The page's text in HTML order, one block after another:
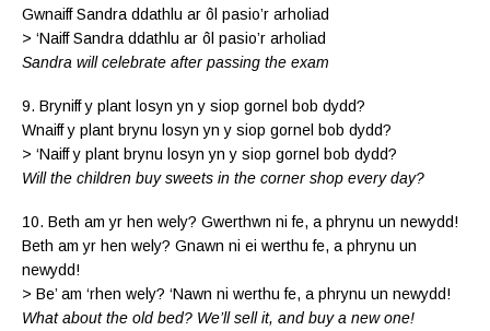
Gwnaiff Sandra ddathlu ar ôl pasio’r arholiad
> ‘Naiff Sandra ddathlu ar ôl pasio’r arholiad
Sandra will celebrate after passing the exam
9. Bryniff y plant losyn yn y siop gornel bob dydd?
Wnaiff y plant brynu losyn yn y siop gornel bob dydd?
> ‘Naiff y plant brynu losyn yn y siop gornel bob dydd?
Will the children buy sweets in the corner shop every day?
10. Beth am yr hen wely? Gwerthwn ni fe, a phrynu un newydd!
Beth am yr hen wely? Gnawn ni ei werthu fe, a phrynu un
newydd!
> Be’ am ‘rhen wely? ‘Nawn ni werthu fe, a phrynu un newydd!
What about the old bed? We’ll sell it, and buy a new one!